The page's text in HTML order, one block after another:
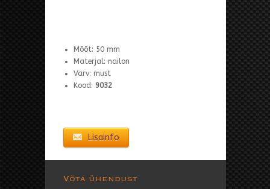
Mõõt: 50 mm
Materjal: nailon
Värv: must
Kood: 9032
Lisainfo
Võta ühendust